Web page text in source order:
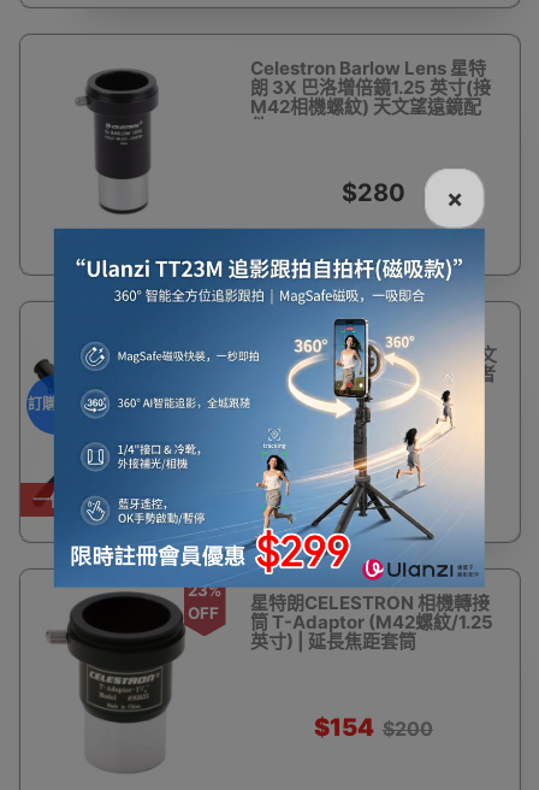
Celestron Barlow Lens 星特
朗 3X 巴洛增倍鏡1.25 英寸(接
M42相機螺紋) 天文望遠鏡配
件
$280
一件免運費
訂購產品
Celestron C90 MAK
Spotting Scope 折反射式天文
望遠鏡 | 方便易攜 | 適合初學者
| 入門級 | Celestron |觀靶鏡 -
訂購產品
$1,880
23%
OFF
星特朗CELESTRON 相機轉接
筒 T-Adaptor (M42螺紋/1.25
英寸) | 延長焦距套筒
$154 $200
×